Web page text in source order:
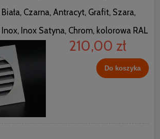
Czarna, Antracyt, Grafit, Szara,
Inox, Inox Satyna, Chrom, kolorowa RAL
210,00 zł
Do koszyka